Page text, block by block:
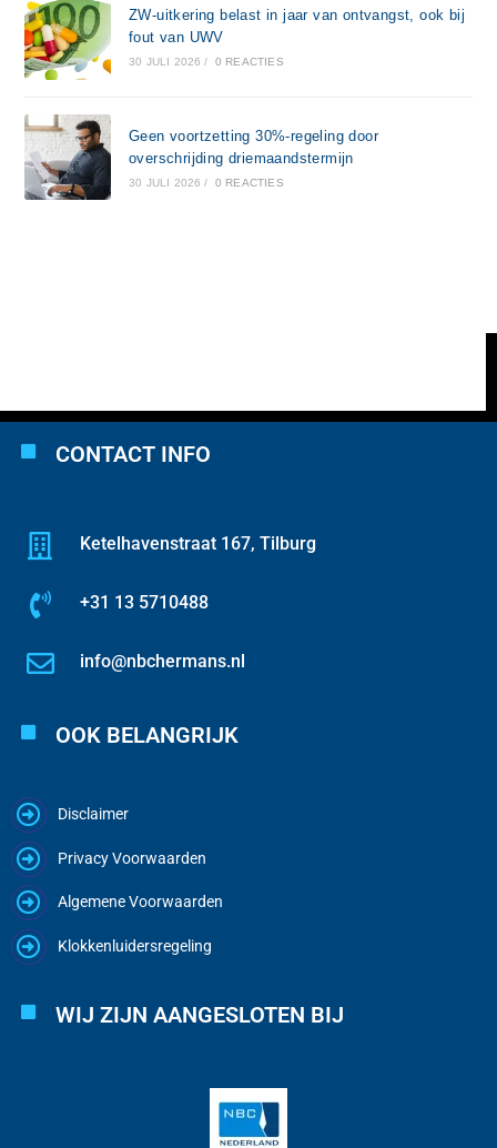
ZW-uitkering belast in jaar van ontvangst, ook bij
fout van UWV
30 JULI 2026 / 0 REACTIES
Geen voortzetting 30%-regeling door
overschrijding driemaandstermijn
30 JULI 2026 / 0 REACTIES
CONTACT INFO
Ketelhavenstraat 167, Tilburg
+31 13 5710488
info@nbchermans.nl
OOK BELANGRIJK
Disclaimer
Privacy Voorwaarden
Algemene Voorwaarden
Klokkenluidersregeling
WIJ ZIJN AANGESLOTEN BIJ